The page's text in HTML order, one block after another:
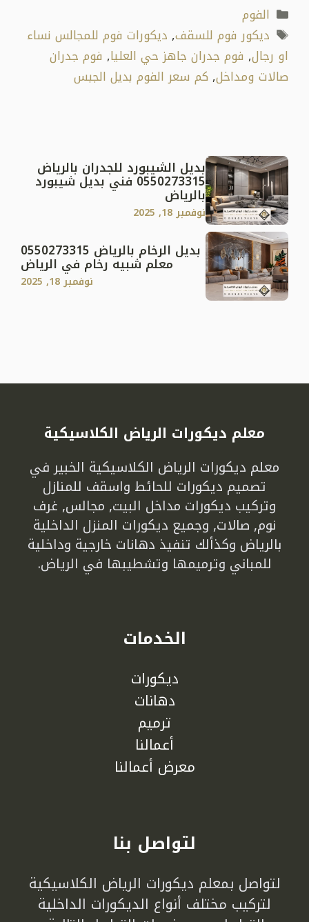
التصنيفات
الفوم
الوسوم
ديكور فوم للسقف, ديكورات فوم للمجالس نساء
او رجال, فوم جدران جاهز حي العليا, فوم جدران
صالات ومداخل,كم سعر الفوم بديل الجبس
بديل الشيبورد للجدران بالرياض
0550273315 فني بديل شيبورد
بالرياض
نوفمبر 18, 2025
بديل الرخام بالرياض 0550273315
معلم شبيه رخام في الرياض
نوفمبر 18, 2025
معلم ديكورات الرياض الكلاسيكية
معلم ديكورات الرياض الكلاسيكية الخبير في
تصميم ديكورات للحائط واسقف للمنازل
وتركيب ديكورات مداخل البيت, مجالس, غرف
نوم, صالات, وجميع ديكورات المنزل الداخلية
بالرياض وكذألك تنفيذ دهانات خارجية وداخلية
للمباني وترميمها وتشطيبها في الرياض.
الخدمات
ديكورات
دهانات
ترميم
أعمالنا
معرض أعمالنا
لتواصل بنا
لتواصل بمعلم ديكورات الرياض الكلاسيكية
لتركيب مختلف أنواع الديكورات الداخلية